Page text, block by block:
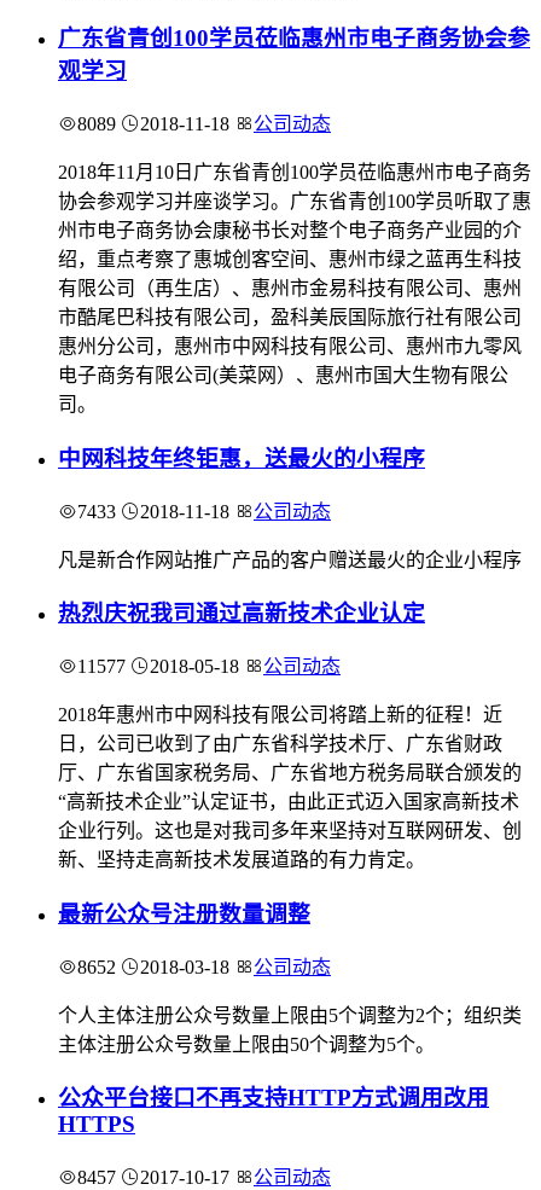
广东省青创100学员莅临惠州市电子商务协会参
观学习
8089 2018-11-18 公司动态
2018年11月10日广东省青创100学员莅临惠州市电子商务
协会参观学习并座谈学习。广东省青创100学员听取了惠
州市电子商务协会康秘书长对整个电子商务产业园的介
绍，重点考察了惠城创客空间、惠州市绿之蓝再生科技
有限公司（再生店）、惠州市金易科技有限公司、惠州
市酷尾巴科技有限公司，盈科美辰国际旅行社有限公司
惠州分公司，惠州市中网科技有限公司、惠州市九零风
电子商务有限公司(美菜网）、惠州市国大生物有限公
司。
中网科技年终钜惠，送最火的小程序
7433 2018-11-18 公司动态
凡是新合作网站推广产品的客户赠送最火的企业小程序
热烈庆祝我司通过高新技术企业认定
11577 2018-05-18 公司动态
2018年惠州市中网科技有限公司将踏上新的征程！近
日，公司已收到了由广东省科学技术厅、广东省财政
厅、广东省国家税务局、广东省地方税务局联合颁发的
“高新技术企业”认定证书，由此正式迈入国家高新技术
企业行列。这也是对我司多年来坚持对互联网研发、创
新、坚持走高新技术发展道路的有力肯定。
最新公众号注册数量调整
8652 2018-03-18 公司动态
个人主体注册公众号数量上限由5个调整为2个；组织类
主体注册公众号数量上限由50个调整为5个。
公众平台接口不再支持HTTP方式调用改用
HTTPS
8457 2017-10-17 公司动态